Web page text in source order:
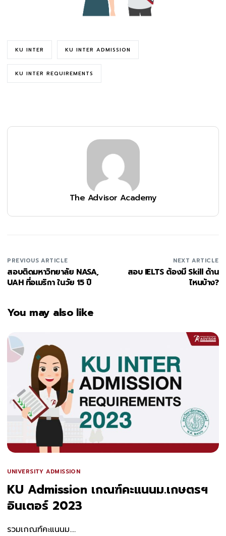
KU INTER KU INTER ADMISSION
KU INTER REQUIREMENTS
The Advisor Academy
PREVIOUS ARTICLE
สอบติดมหาวิทยาลัย NASA,
UAH ที่อเมริกา ในวัย 15 ปี
NEXT ARTICLE
สอบ IELTS ต้องมี Skill ด้าน
ไหนบ้าง?
You may also like
UNIVERSITY ADMISSION
KU Admission เกณฑ์คะแนนม.เกษตรฯ
อินเตอร์ 2023
รวมเกณฑ์คะแนนม....